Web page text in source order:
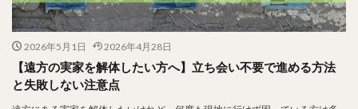
2026年5月1日 2026年4月28日
【遠方の実家を解体したい方へ】立ち会い不要で進める方法
と失敗しない注意点